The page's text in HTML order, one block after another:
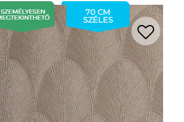
70 CM
SZÉLES